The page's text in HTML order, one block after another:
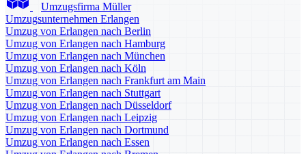
Umzugsfirma Müller
Umzugsunternehmen Erlangen
Umzug von Erlangen nach Berlin
Umzug von Erlangen nach Hamburg
Umzug von Erlangen nach München
Umzug von Erlangen nach Köln
Umzug von Erlangen nach Frankfurt am Main
Umzug von Erlangen nach Stuttgart
Umzug von Erlangen nach Düsseldorf
Umzug von Erlangen nach Leipzig
Umzug von Erlangen nach Dortmund
Umzug von Erlangen nach Essen